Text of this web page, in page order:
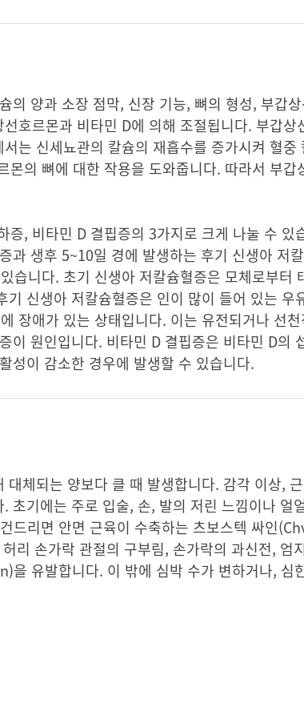
의 양과 소장 점막, 신장 기능, 뼈의 형성, 부갑
호르몬과 비타민 D에 의해 조절됩니다. 부갑상
는 신세뇨관의 칼슘의 재흡수를 증가시켜 혈중
의 뼈에 대한 작용을 도와줍니다. 따라서 부갑
, 비타민 D 결핍증의 3가지로 크게 나눌 수 있
생후 5~10일 경에 발생하는 후기 신생아 저
습니다. 초기 신생아 저칼슘혈증은 모체로부터
신생아 저칼슘혈증은 인이 많이 들어 있는 우
장애가 있는 상태입니다. 이는 유전되거나 선
원인입니다. 비타민 D 결핍증은 비타민 D의
성이 감소한 경우에 발생할 수 있습니다.
체되는 양보다 클 때 발생합니다. 감각 이상,
기에는 주로 입술, 손, 발의 저린 느낌이나 얼
드리면 안면 근육이 수축하는 츠보스텍 싸인
리 손가락 관절의 구부림, 손가락의 과신전, 엄
유발합니다. 이 밖에 심박 수가 변하거나, 심